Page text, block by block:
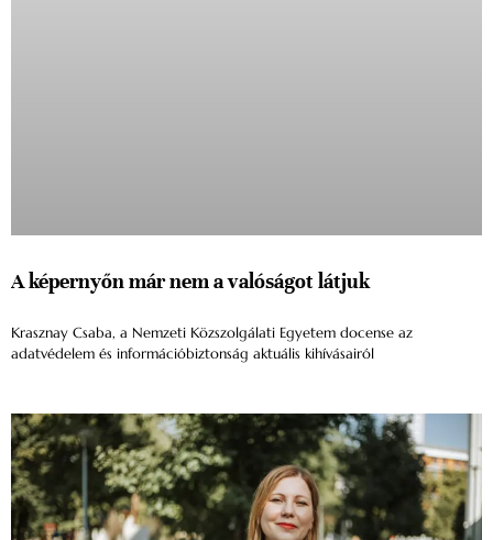
A képernyőn már nem a valóságot látjuk
Krasznay Csaba, a Nemzeti Közszolgálati Egyetem docense az
adatvédelem és információbiztonság aktuális kihívásairól